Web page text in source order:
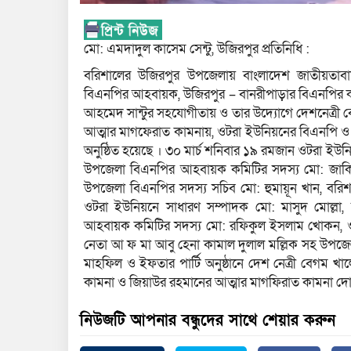
মো: এমদাদুল কাসেম সেন্টু, উজিরপুর প্রতিনিধি :
বরিশালের উজিরপুর উপজেলায় বাংলাদেশ
বিএনপির আহবায়ক, উজিরপুর – বানরীপাড়ার বিএনপির
আহমেদ সান্টুর সহযোগীতায় ও তার উদ্যোগে দেশনেত্রী
আত্মার মাগফেরাত কামনায়, ওটরা ইউনিয়নের
অনুষ্ঠিত হয়েছে । ৩০ মার্চ শনিবার ১৯ রমজান ওটরা
উপজেলা বিএনপির আহবায়ক কমিটির সদস্য মো:
উপজেলা বিএনপির সদস্য সচিব মো: হুমায়ূন খান,
ওটরা ইউনিয়নে সাধারণ সম্পাদক মো: মাসুদ
আহবায়ক কমিটির সদস্য মো: রফিকুল ইসলাম খোকন,
নেতা আ ফ মা আবু হেনা কামাল দুলাল মল্লিক সহ
মাহফিল ও ইফতার পার্টি অনুষ্ঠানে দেশ নেত্রী বেগম
কামনা ও জিয়াউর রহমানের আত্মার মাগফিরাত কামনা
নিউজটি আপনার বন্ধুদের সাথে শেয়ার করুন